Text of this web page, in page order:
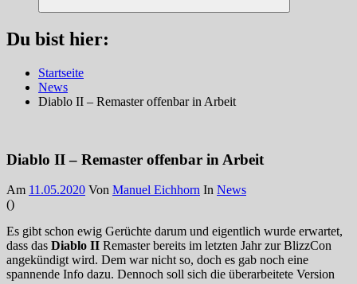
Suchen
Du bist hier:
Startseite
News
Diablo II – Remaster offenbar in Arbeit
Diablo II – Remaster offenbar in Arbeit
Am 11.05.2020 Von Manuel Eichhorn In News
()
Es gibt schon ewig Gerüchte darum und eigentlich wurde erwartet,
dass das Diablo II Remaster bereits im letzten Jahr zur BlizzCon
angekündigt wird. Dem war nicht so, doch es gab noch eine
spannende Info dazu. Dennoch soll sich die überarbeitete Version